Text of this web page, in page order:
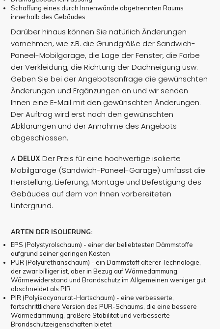
Schaffung eines durch Innenwände abgetrennten Raums
innerhalb des Gebäudes
Darüber hinaus können Sie natürlich Änderungen
vornehmen, wie z.B. die Grundgröße der Sandwich-
Paneel-Mobilgarage, die Lage der Fenster, die Farbe
der Verkleidung, die Richtung der Dachneigung usw.
Geben Sie bei der Angebotsanfrage die gewünschten
Änderungen und Ergänzungen an und wir senden
Ihnen eine E-Mail mit den gewünschten Änderungen.
Der Auftrag wird erst nach den gewünschten
Abklärungen und der Annahme des Angebots
abgeschlossen.
A DELUX Der Preis für eine hochwertige isolierte
Mobilgarage (Sandwich-Paneel-Garage) umfasst die
Herstellung, Lieferung, Montage und Befestigung des
Gebäudes auf dem von Ihnen vorbereiteten
Untergrund.
ARTEN DER ISOLIERUNG:
EPS (Polystyrolschaum) - einer der beliebtesten Dämmstoffe
aufgrund seiner geringen Kosten
PUR (Polyurethanschaum) - ein Dämmstoff älterer Technologie,
der zwar billiger ist, aber in Bezug auf Wärmedämmung,
Wärmewiderstand und Brandschutz im Allgemeinen weniger gut
abschneidet als PIR
PIR (Polyisocyanurat-Hartschaum) - eine verbesserte,
fortschrittlichere Version des PUR-Schaums, die eine bessere
Wärmedämmung, größere Stabilität und verbesserte
Brandschutzeigenschaften bietet